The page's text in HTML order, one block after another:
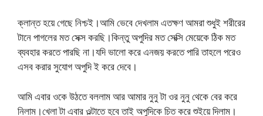
ক্লান্ত হয়ে গেছে নিশ্চই।আমি ভেবে দেখলাম এতক্ষণ আমরা শুধুই শরীরের
টানে পাগলের মত সেক্স করছি।কিন্তু অপুদির মত সেক্সি মেয়েকে ঠিক মত
ব্যবহার করতে পারছি না।যদি ভালো করে এনজয় করতে পারি তাহলে পরেও
এসব করার সুযোগ অপুদি ই করে দেবে।
আমি এবার ওকে উঠতে বললাম আর আমার নুনু টা ওর নুনু থেকে বের করে
নিলাম।খেলা টা এবার ওল্টাতে হবে তাই অপুদিকে চিত করে শুইয়ে দিলাম।